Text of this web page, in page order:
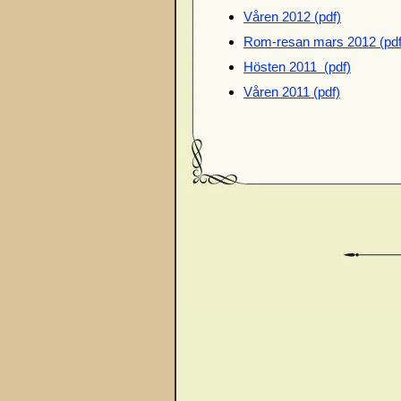
Våren 2012 (pdf)
Rom-resan mars 2012
Hösten 2011 (pdf)
Våren 2011 (pdf)